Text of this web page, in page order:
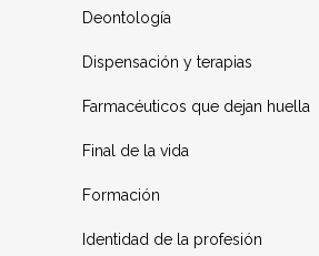
Deontología
Dispensación y terapias
Farmacéuticos que dejan huella
Final de la vida
Formación
Identidad de la profesión